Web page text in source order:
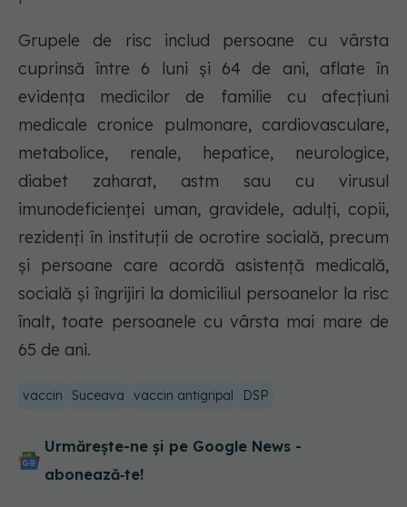
Grupele de risc includ persoane cu vârsta
cuprinsă între 6 luni şi 64 de ani, aflate în
evidenţa medicilor de familie cu afecţiuni
medicale cronice pulmonare, cardiovasculare,
metabolice, renale, hepatice, neurologice,
diabet zaharat, astm sau cu virusul
imunodeficienţei uman, gravidele, adulţi, copii,
rezidenţi în instituţii de ocrotire socială, precum
şi persoane care acordă asistenţă medicală,
socială şi îngrijiri la domiciliul persoanelor la risc
înalt, toate persoanele cu vârsta mai mare de
65 de ani.
vaccin Suceava vaccin antigripal DSP
Urmărește-ne și pe Google News -
abonează‑te!